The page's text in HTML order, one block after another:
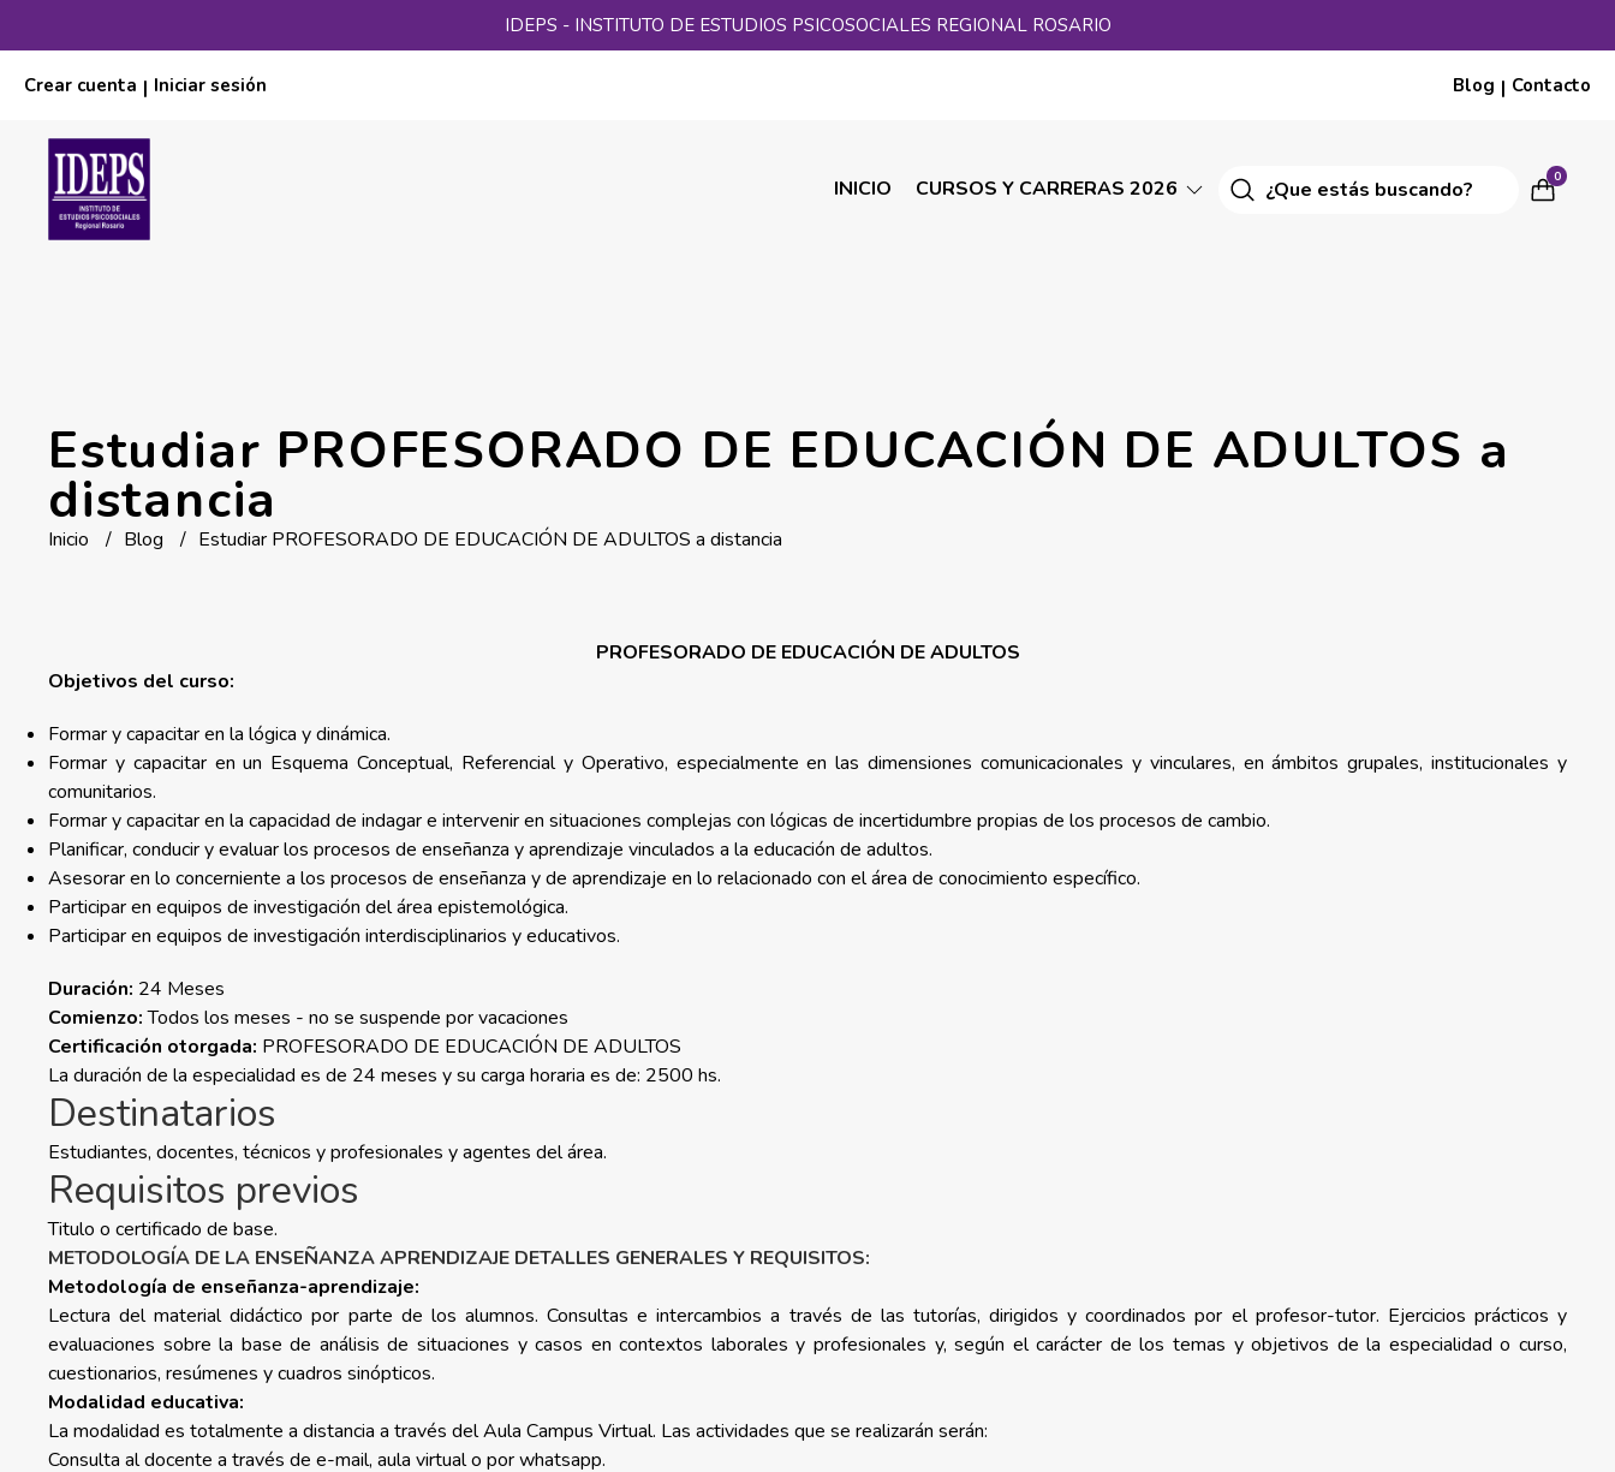
IDEPS - INSTITUTO DE ESTUDIOS PSICOSOCIALES REGIONAL ROSARIO
Crear cuenta | Iniciar sesión Blog | Contacto
INICIO CURSOS Y CARRERAS 2026 0
Estudiar PROFESORADO DE EDUCACIÓN DE ADULTOS a
distancia
Inicio Blog Estudiar PROFESORADO DE EDUCACIÓN DE ADULTOS a distancia
PROFESORADO DE EDUCACIÓN DE ADULTOS
Objetivos del curso:
Formar y capacitar en la lógica y dinámica.
Formar y capacitar en un Esquema Conceptual, Referencial y Operativo, especialmente en las dimensiones comunicacionales y vinculares, en ámbitos grupales, institucionales y
comunitarios.
Formar y capacitar en la capacidad de indagar e intervenir en situaciones complejas con lógicas de incertidumbre propias de los procesos de cambio.
Planificar, conducir y evaluar los procesos de enseñanza y aprendizaje vinculados a la educación de adultos.
Asesorar en lo concerniente a los procesos de enseñanza y de aprendizaje en lo relacionado con el área de conocimiento específico.
Participar en equipos de investigación del área epistemológica.
Participar en equipos de investigación interdisciplinarios y educativos.
Duración: 24 Meses
Comienzo:Todos los meses - no se suspende por vacaciones
Certificación otorgada: PROFESORADO DE EDUCACIÓN DE ADULTOS
La duración de la especialidad es de 24 meses y su carga horaria es de: 2500 hs.
Destinatarios
Estudiantes, docentes, técnicos y profesionales y agentes del área.
Requisitos previos
Titulo o certificado de base.
METODOLOGÍA DE LA ENSEÑANZA APRENDIZAJE DETALLES GENERALES Y REQUISITOS:
Metodología de enseñanza-aprendizaje:
Lectura del material didáctico por parte de los alumnos. Consultas e intercambios a través de las tutorías, dirigidos y coordinados por el profesor-tutor. Ejercicios prácticos y
evaluaciones sobre la base de análisis de situaciones y casos en contextos laborales y profesionales y, según el carácter de los temas y objetivos de la especialidad o curso,
cuestionarios, resúmenes y cuadros sinópticos.
Modalidad educativa:
La modalidad es totalmente a distancia a través del Aula Campus Virtual. Las actividades que se realizarán serán:
Consulta al docente a través de e-mail, aula virtual o por whatsapp.